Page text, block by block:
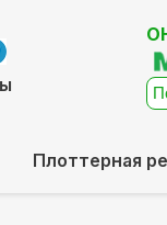
Плоттерная